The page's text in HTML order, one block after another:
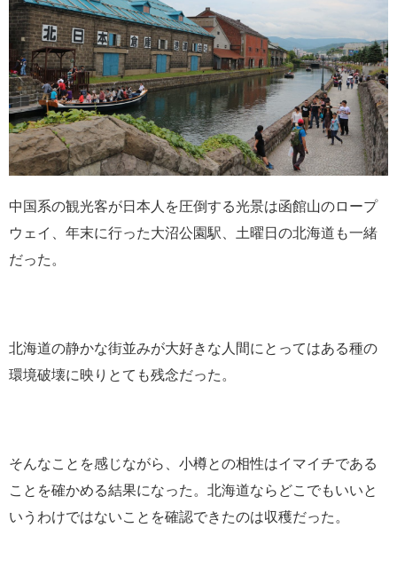
中国系の観光客が日本人を圧倒する光景は函館山のロープ
ウェイ、年末に行った大沼公園駅、土曜日の北海道も一緒
だった。
北海道の静かな街並みが大好きな人間にとってはある種の
環境破壊に映りとても残念だった。
そんなことを感じながら、小樽との相性はイマイチである
ことを確かめる結果になった。北海道ならどこでもいいと
いうわけではないことを確認できたのは収穫だった。